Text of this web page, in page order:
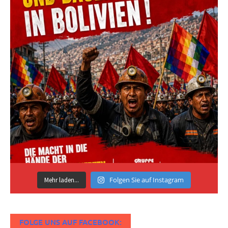
Mehr laden... Folgen Sie auf Instagram
FOLGE UNS AUF FACEBOOK: